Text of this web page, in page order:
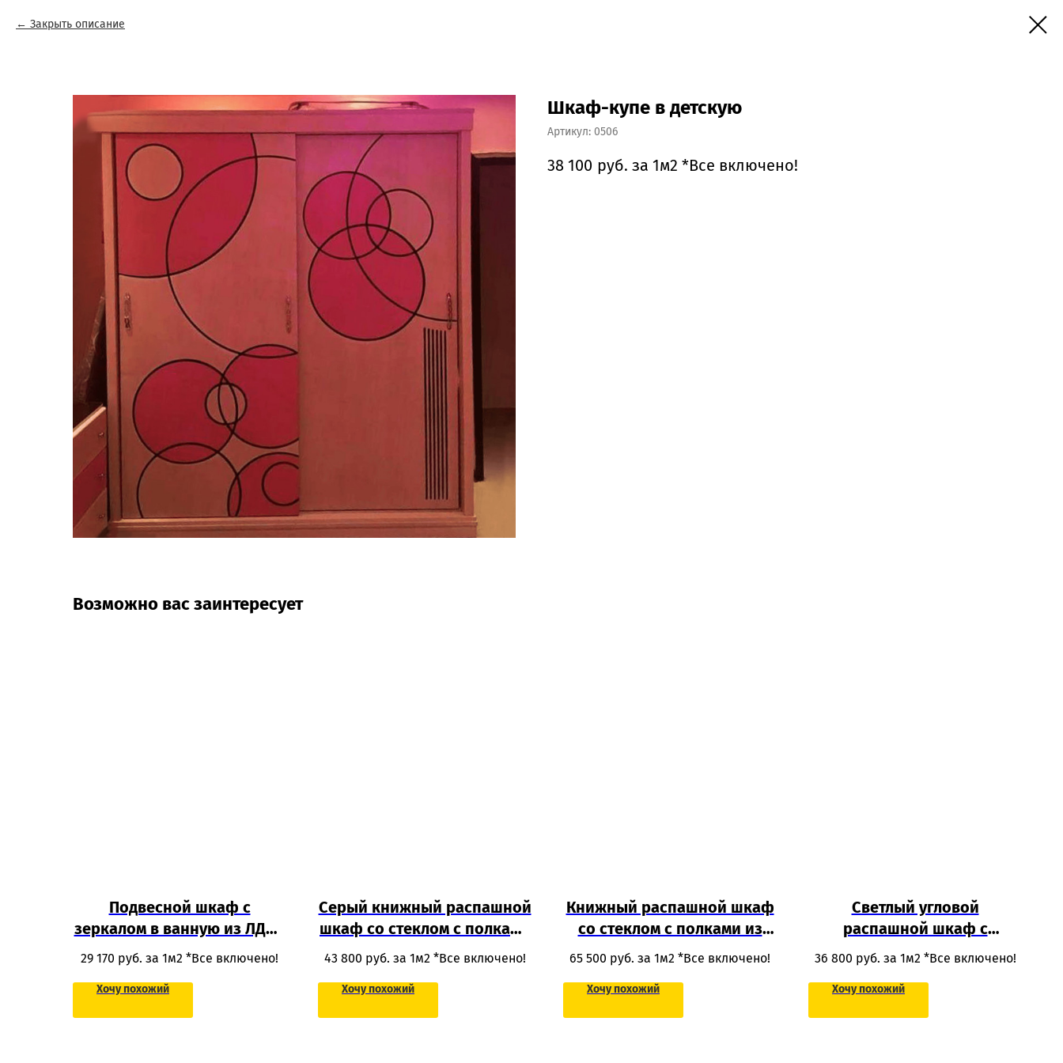
Закрыть описание
Шкаф-купе в детскую
Артикул: 0506
38 100 руб. за 1м2 *Все включено!
Возможно вас заинтересует
Подвесной шкаф с
зеркалом в ванную из ЛДСП
с открытыми полками и
тумбой под раковину
29 170 руб. за 1м2 *Все включено!
Хочу похожий
Серый книжный распашной
шкаф со стеклом с полками
из МДФ под потолок для
43 800 руб. за 1м2 *Все включено!
Хочу похожий
Книжный распашной шкаф
со стеклом с полками из
массива дерева для
65 500 руб. за 1м2 *Все включено!
Хочу похожий
Светлый угловой
распашной шкаф с
антресолью, полками и
ящиками из ЛДСП для
одежды
36 800 руб. за 1м2 *Все включено!
Хочу похожий